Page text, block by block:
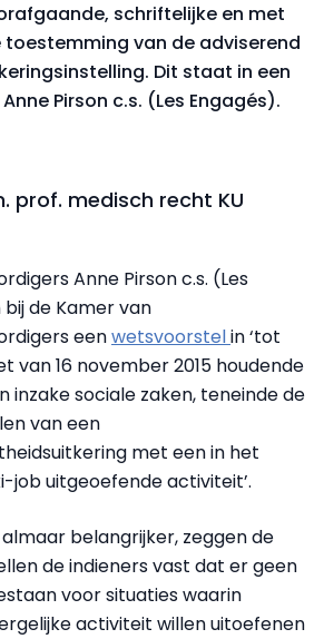
schriftelijke en met
toestemming van de adviserend
Dit staat in een
Pirson c.s. (Les Engagés).
prof. medisch recht KU
Anne Pirson c.s. (Les
de Kamer van
eenwetsvoorstelin ‘tot
van 16 november 2015 houdende
inzake sociale zaken, teneinde de
van een
met een in het
job uitgeoefende activiteit’.
belangrijker, zeggen de
de indieners vast dat er geen
voor situaties waarin
activiteit willen uitoefenen